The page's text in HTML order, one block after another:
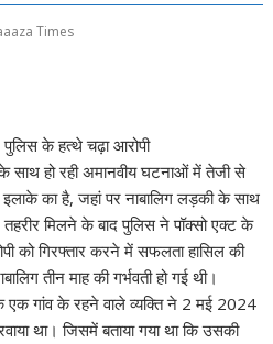
Times
पुलिस के हत्थे चढ़ा आरोपी
साथ हो रही अमानवीय घटनाओं में तेजी से
इलाके का है, जहां पर नाबालिग लड़की के साथ
मिलने के बाद पुलिस ने पॉक्सो एक्ट के
को गिरफ्तार करने में सफलता हासिल की
तीन माह की गर्भवती हो गई थी।
एक गांव के रहने वाले व्यक्ति ने 2 मई 2024
था। जिसमें बताया गया था कि उसकी